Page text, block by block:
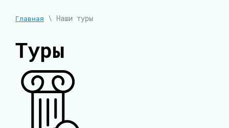
Главная \ Наши туры
Туры